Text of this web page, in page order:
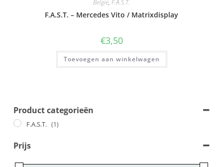
België, F.A.S.T.
F.A.S.T. – Mercedes Vito / Matrixdisplay
€3,50
Toevoegen aan winkelwagen
Product categorieën
F.A.S.T. (1)
Prijs